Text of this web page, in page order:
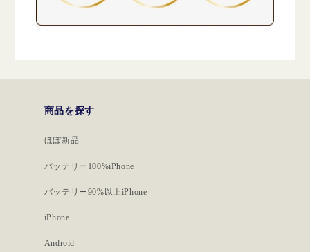
商品を探す
ほぼ新品
バッテリー100%iPhone
バッテリー90%以上iPhone
iPhone
Android